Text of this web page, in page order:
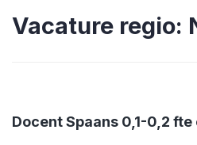
Vacature regio:
Docent Spaans 0,1-0,2